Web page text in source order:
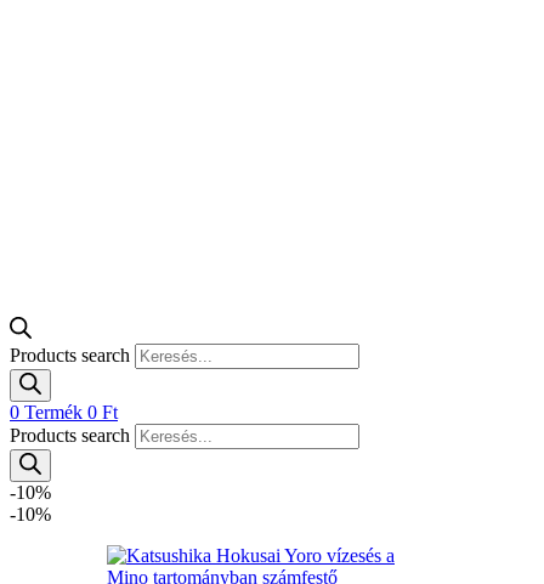
Products search
0 Termék 0 Ft
Products search
-10%
-10%